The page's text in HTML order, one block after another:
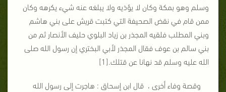
وسلم وهو بمكة وكان لا يؤذيه ولا يبلغه عنه شيء يكرهه وكان
ممن قام في نقض الصحيفة التي كتبت قريش على بني هاشم
وبني المطلب فلقيه المجذر بن زياد البلوي حليف الأنصار ثم من
بني سالم بن عوف فقال المجذر لأبي البختري إن رسول الله صلى
الله عليه وسلم قد نهانا عن قتلك.[1]
وقصة وفاء أخرى ، قال ابن إسحاق ‏:‏ هاجرت إلى رسول الله